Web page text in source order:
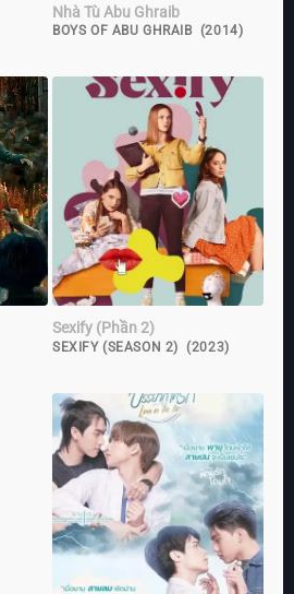
Nhà Tù Abu Ghraib
BOYS OF ABU GHRAIB (2014)
Sexify (Phần 2)
SEXIFY (SEASON 2) (2023)